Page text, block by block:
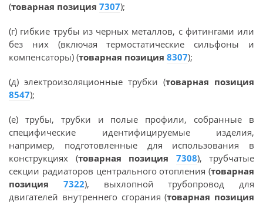
(товарная позиция 7307);
(г) гибкие трубы из черных металлов, с фитингами или
без них (включая термостатические сильфоны и
компенсаторы) (товарная позиция 8307);
(д) электроизоляционные трубки (товарная позиция
8547);
(е) трубы, трубки и полые профили, собранные в
специфические идентифицируемые изделия,
например, подготовленные для использования в
конструкциях (товарная позиция 7308), трубчатые
секции радиаторов центрального отопления (товарная
позиция 7322), выхлопной трубопровод для
двигателей внутреннего сгорания (товарная позиция